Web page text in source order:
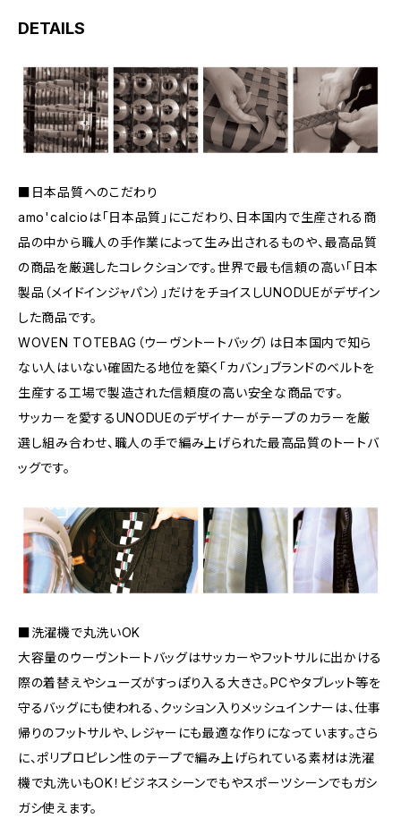
DETAILS
■日本品質へのこだわり
amo'calcioは「日本品質」にこだわり、日本国内で生産される商
品の中から職人の手作業によって生み出されるものや、最高品質
の商品を厳選したコレクションです。世界で最も信頼の高い「日本
製品（メイドインジャパン）」だけをチョイスしUNODUEがデザイン
した商品です。
WOVEN TOTEBAG（ウーヴントートバッグ）は日本国内で知ら
ない人はいない確固たる地位を築く「カバン」ブランドのベルトを
生産する工場で製造された信頼度の高い安全な商品です。
サッカーを愛するUNODUEのデザイナーがテープのカラーを厳
選し組み合わせ、職人の手で編み上げられた最高品質のトートバ
ッグです。
■洗濯機で丸洗いOK
大容量のウーヴントートバッグはサッカーやフットサルに出かける
際の着替えやシューズがすっぽり入る大きさ。PCやタブレット等を
守るバッグにも使われる、クッション入りメッシュインナーは、仕事
帰りのフットサルや、レジャーにも最適な作りになっています。さら
に、ポリプロピレン性のテープで編み上げられている素材は洗濯
機で丸洗いもOK！ビジネスシーンでもやスポーツシーンでもガシ
ガシ使えます。